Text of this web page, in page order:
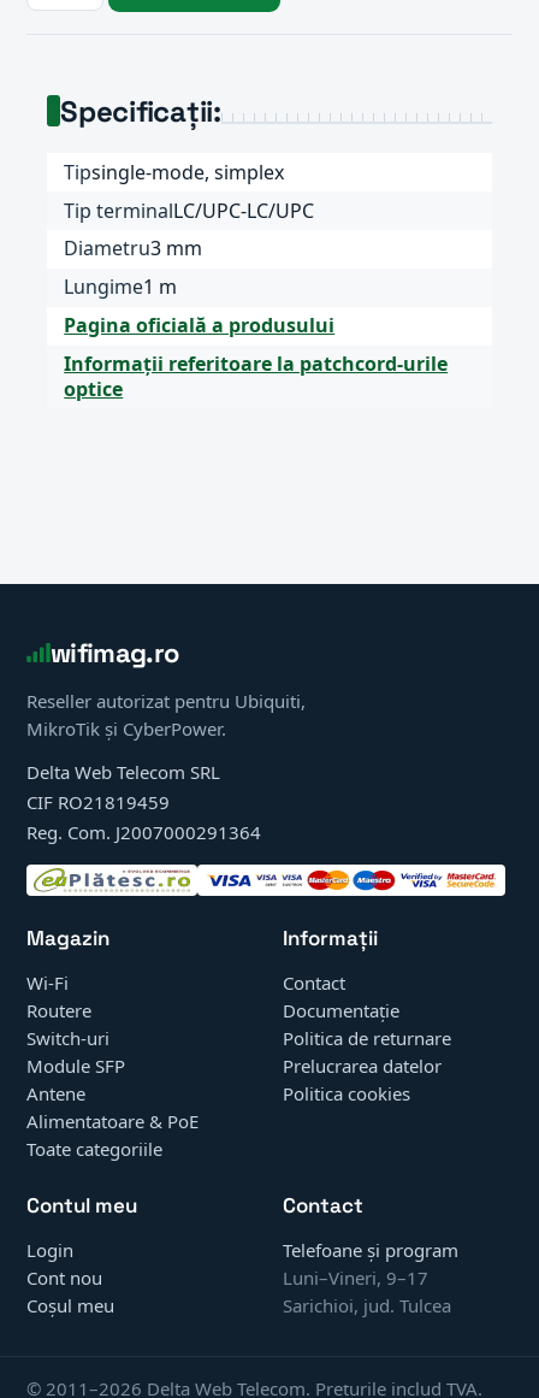
Specificații:
Tipsingle-mode, simplex
Tip terminalLC/UPC-LC/UPC
Diametru3 mm
Lungime1 m
Pagina oficială a produsului
Informații referitoare la patchcord-urile
optice
wifimag.ro
Reseller autorizat pentru Ubiquiti,
MikroTik și CyberPower.
Delta Web Telecom SRL
CIF RO21819459
Reg. Com. J2007000291364
Magazin
Wi-Fi
Routere
Switch-uri
Module SFP
Antene
Alimentatoare & PoE
Toate categoriile
Informații
Contact
Documentație
Politica de returnare
Prelucrarea datelor
Politica cookies
Contul meu
Login
Cont nou
Coșul meu
Contact
Telefoane și program
Luni–Vineri, 9–17
Sarichioi, jud. Tulcea
© 2011–2026 Delta Web Telecom. Prețurile includ TVA.